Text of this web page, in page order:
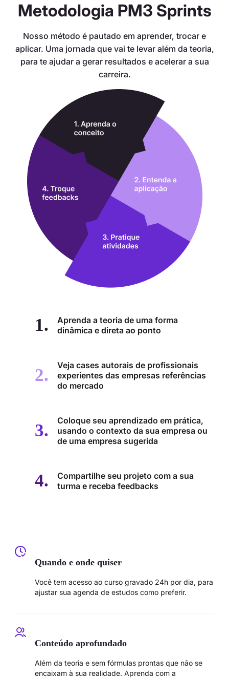
Metodologia PM3 Sprints
Nosso método é pautado em aprender, trocar e
aplicar. Uma jornada que vai te levar além da teoria,
para te ajudar a gerar resultados e acelerar a sua
carreira.
Aprenda a teoria de uma forma
dinâmica e direta ao ponto
Veja cases autorais de profissionais
experientes das empresas referências
do mercado
Coloque seu aprendizado em prática,
usando o contexto da sua empresa ou
de uma empresa sugerida
Compartilhe seu projeto com a sua
turma e receba feedbacks
Quando e onde quiser
Você tem acesso ao curso gravado 24h por dia, para
ajustar sua agenda de estudos como preferir.
Conteúdo aprofundado
Além da teoria e sem fórmulas prontas que não se
encaixam à sua realidade. Aprenda com a